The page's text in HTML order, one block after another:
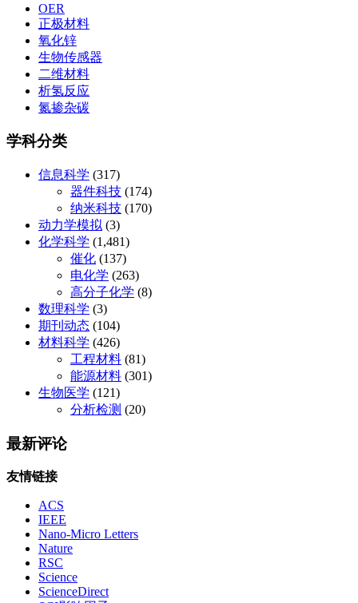
OER
正极材料
氧化锌
生物传感器
二维材料
析氢反应
氮掺杂碳
学科分类
信息科学 (317)
器件科技 (174)
纳米科技 (170)
动力学模拟 (3)
化学科学 (1,481)
催化 (137)
电化学 (263)
高分子化学 (8)
数理科学 (3)
期刊动态 (104)
材料科学 (426)
工程材料 (81)
能源材料 (301)
生物医学 (121)
分析检测 (20)
最新评论
友情链接
ACS
IEEE
Nano-Micro Letters
Nature
RSC
Science
ScienceDirect